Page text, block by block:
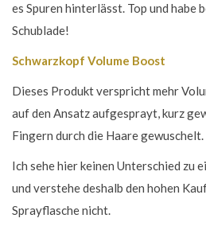
es Spuren hinterlässt. Top und habe
Schublade!
Schwarzkopf Volume Boost
Dieses Produkt verspricht mehr
auf den Ansatz aufgesprayt, kurz
Fingern durch die Haare gewuschelt.
Ich sehe hier keinen Unterschied zu
und verstehe deshalb den hohen
Sprayflasche nicht.